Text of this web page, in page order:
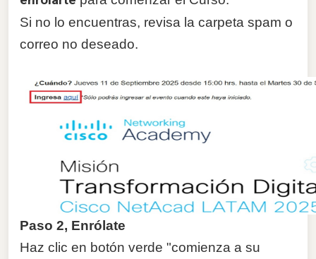
Si no lo encuentras, revisa la carpeta spam o
correo no deseado.
Paso 2, Enrólate
Haz clic en botón verde "comienza a su